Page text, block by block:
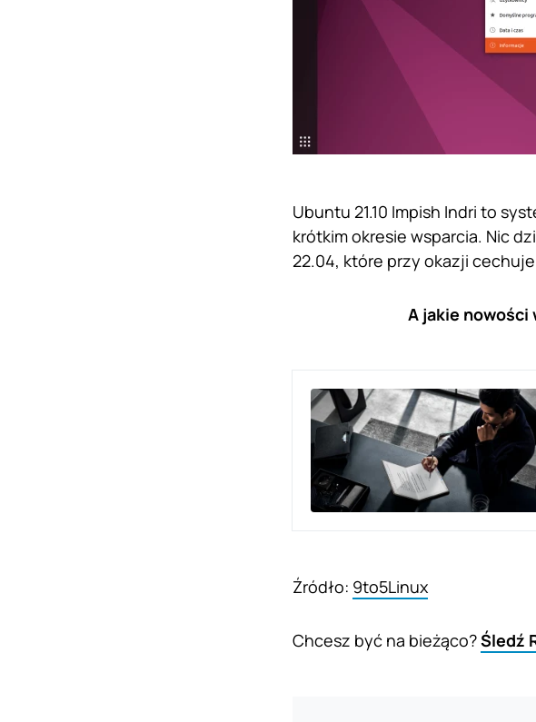
Ubuntu 21.10 Impish Indri to
krótkim okresie wsparcia. Nic
22.04, które przy okazji
A jakie nowości
Źródło: 9to5Linux
Chcesz być na bieżąco?Śledź